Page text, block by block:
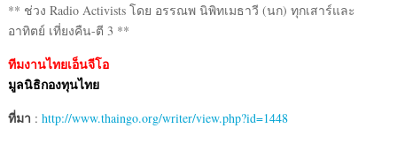
** ช่วง Radio Activists โดย อรรณพ นิพิทเมธาวี (นก) ทุกเสาร์และ
อาทิตย์ เที่ยงคืน-ตี 3 **
ทีมงานไทยเอ็นจีโอ
มูลนิธิกองทุนไทย
ที่มา : http://www.thaingo.org/writer/view.php?id=1448